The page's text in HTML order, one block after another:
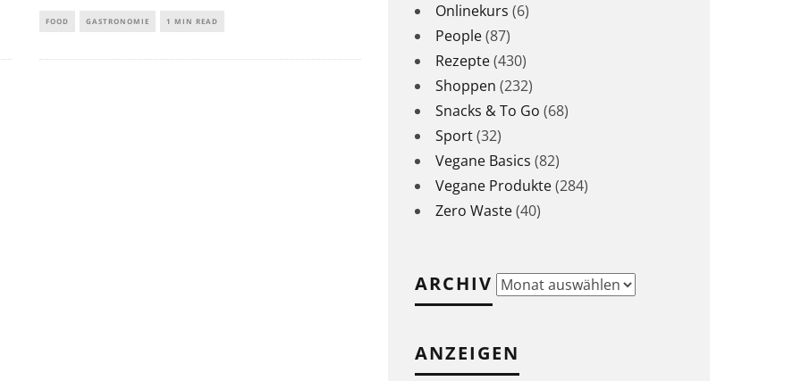
FOOD GASTRONOMIE 1 MIN READ
Onlinekurs (6)
People(87)
Rezepte(430)
Shoppen (232)
Snacks & To Go (68)
Sport(32)
Vegane Basics (82)
Vegane Produkte(284)
Zero Waste(40)
ARCHIV Archiv
ANZEIGEN